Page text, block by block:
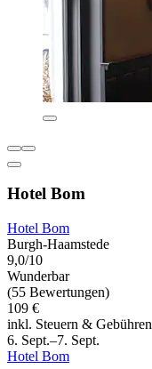
Hotel Bom
Hotel Bom
Burgh-Haamstede
9,0/10
Wunderbar
(55 Bewertungen)
109 €
inkl. Steuern & Gebühren
6. Sept.–7. Sept.
Hotel Bom